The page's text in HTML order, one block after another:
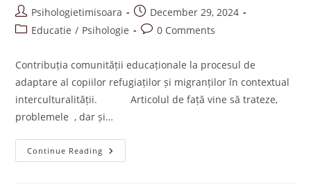
Post
author:
Psihologietimisoara
Post
published:
December 29, 2024
PostEducatie / Psihologie
Post0 Comments
Contribuția comunității educaționale la procesul de
adaptare al copiilor refugiaților și migranților în contextual
interculturalității. Articolul de față vine să trateze,
problemele , dar și…
Continue Reading Contribuția
Comunității